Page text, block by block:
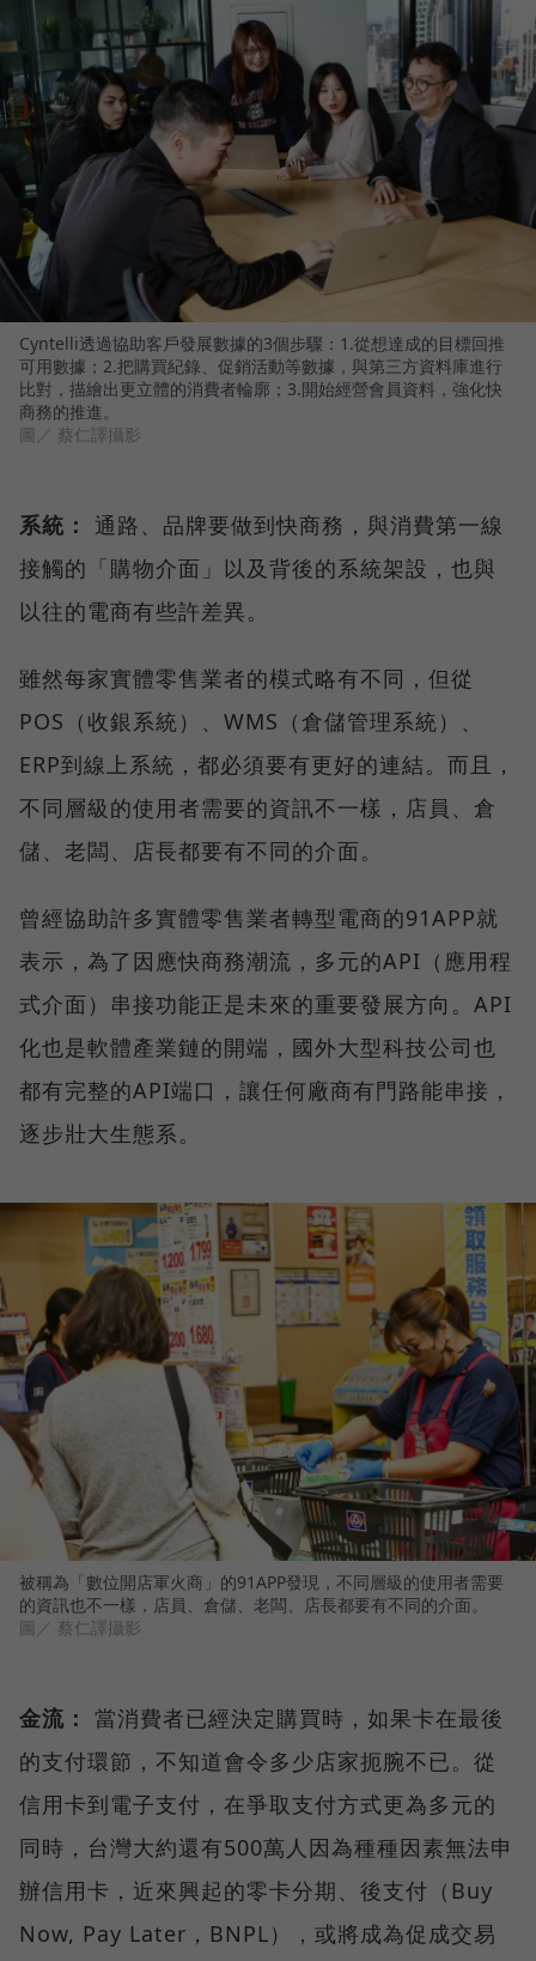
Cyntelli透過協助客戶發展數據的3個步驟：1.從想達成的目標回推
可用數據；2.把購買紀錄、促銷活動等數據，與第三方資料庫進行
比對，描繪出更立體的消費者輪廓；3.開始經營會員資料，強化快
商務的推進。
圖／ 蔡仁譯攝影
系統：
通路、品牌要做到快商務，與消費第一線
接觸的「購物介面」以及背後的系統架設，也與
以往的電商有些許差異。
雖然每家實體零售業者的模式略有不同，但從
POS（收銀系統）、WMS（倉儲管理系統）、
ERP到線上系統，都必須要有更好的連結。而且，
不同層級的使用者需要的資訊不一樣，店員、倉
儲、老闆、店長都要有不同的介面。
曾經協助許多實體零售業者轉型電商的91APP就
表示，為了因應快商務潮流，多元的API（應用程
式介面）串接功能正是未來的重要發展方向。API
化也是軟體產業鏈的開端，國外大型科技公司也
都有完整的API端口，讓任何廠商有門路能串接，
逐步壯大生態系。
被稱為「數位開店軍火商」的91APP發現，不同層級的使用者需要
的資訊也不一樣，店員、倉儲、老闆、店長都要有不同的介面。
圖／ 蔡仁譯攝影
金流： 當消費者已經決定購買時，如果卡在最後
的支付環節，不知道會令多少店家扼腕不已。從
信用卡到電子支付，在爭取支付方式更為多元的
同時，台灣大約還有500萬人因為種種因素無法申
辦信用卡，近來興起的零卡分期、後支付（Buy
Now, Pay Later，BNPL），或將成為促成交易